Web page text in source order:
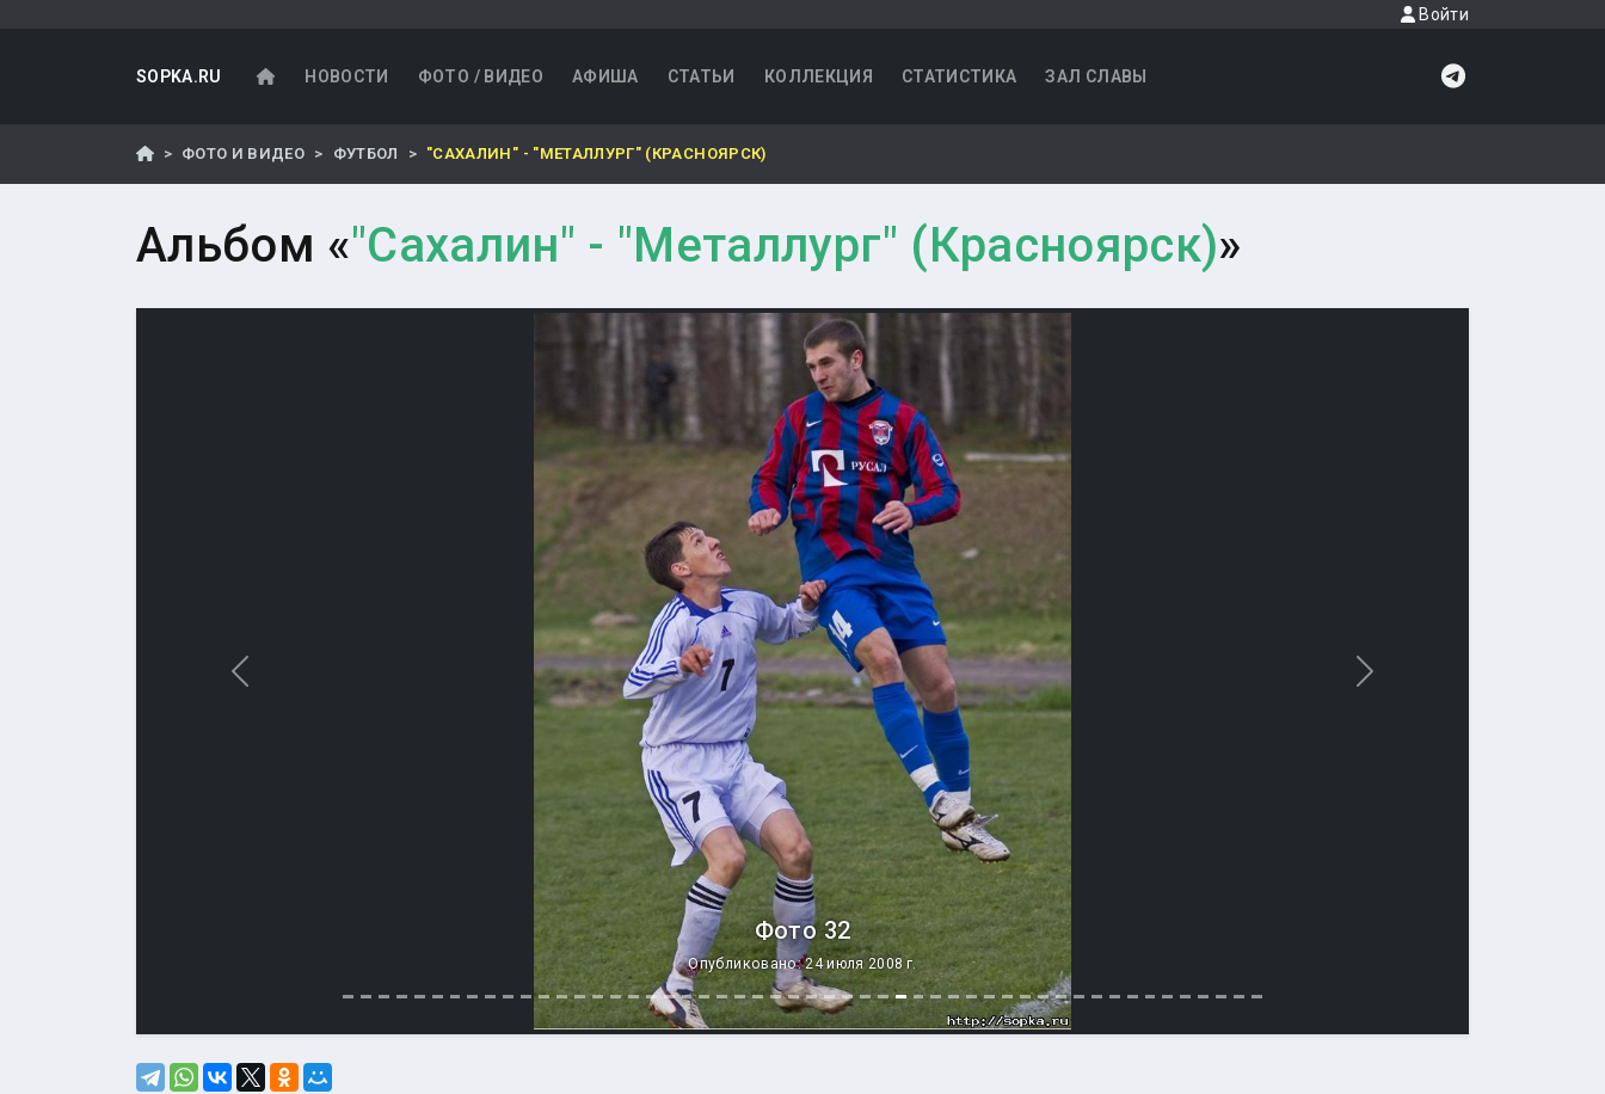
Войти
SOPKA.RU НОВОСТИ ФОТО / ВИДЕО АФИША СТАТЬИ КОЛЛЕКЦИЯ СТАТИСТИКА ЗАЛ СЛАВЫ
ФОТО И ВИДЕО ФУТБОЛ "САХАЛИН" - "МЕТАЛЛУРГ" (КРАСНОЯРСК)
Альбом «"Сахалин" - "Металлург" (Красноярск)»
Фото 32
Опубликовано: 24 июля 2008 г.
Назад Вперед